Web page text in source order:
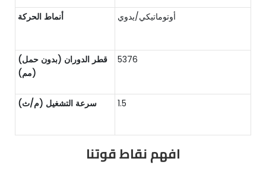
أنماط الحركة أوتوماتيكي/يدوي
قطر الدوران (بدون حمل)
(مم)
5376
سرعة التشغيل (م/ث) 1.5
افهم نقاط قوتنا